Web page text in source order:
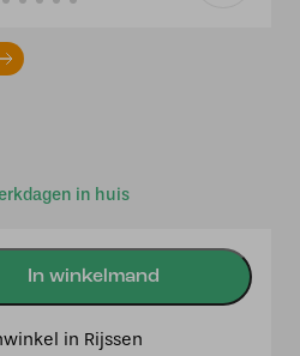
in huis
in Rijssen